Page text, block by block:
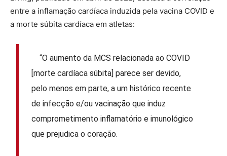
entre a inflamação cardíaca induzida pela vacina COVID e
a morte súbita cardíaca em atletas:
“O aumento da MCS relacionada ao COVID
[morte cardíaca súbita] parece ser devido,
pelo menos em parte, a um histórico recente
de infecção e/ou vacinação que induz
comprometimento inflamatório e imunológico
que prejudica o coração.